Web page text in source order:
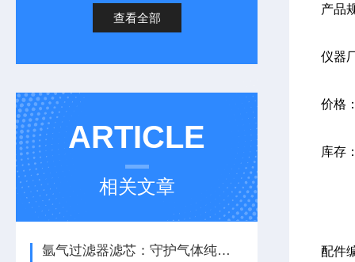
查看全部
ARTICLE
相关文章
氩气过滤器滤芯：守护气体纯度，保障系统稳定运行
产品
仪器
价格
库存
配件